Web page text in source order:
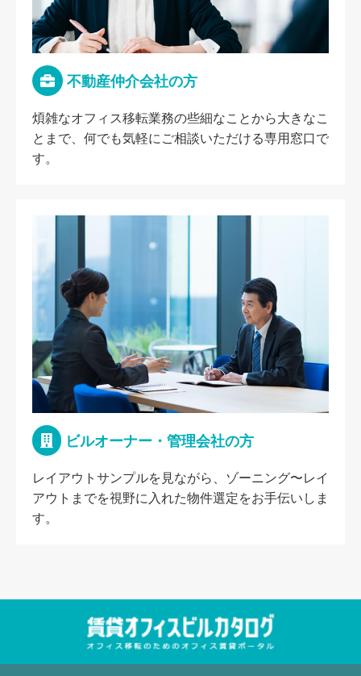
不動産仲介会社の方
煩雑なオフィス移転業務の些細なことから大きなこ
とまで、何でも気軽にご相談いただける専用窓口で
す。
ビルオーナー・管理会社の方
レイアウトサンプルを見ながら、ゾーニング〜レイ
アウトまでを視野に入れた物件選定をお手伝いしま
す。